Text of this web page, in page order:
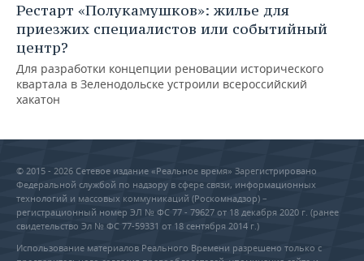
Рестарт «Полукамушков»: жилье для
приезжих специалистов или событийный
центр?
Для разработки концепции реновации исторического
квартала в Зеленодольске устроили всероссийский
хакатон
© 2015 - 2026 Сетевое издание «Реальное время» Зарегистрировано
Федеральной службой по надзору в сфере связи, информационных
технологий и массовых коммуникаций (Роскомнадзор) –
регистрационный номер ЭЛ № ФС 77 - 79627 от 18 декабря 2020 г. (ранее
свидетельство Эл № ФС 77-59331 от 18 сентября 2014 г.)
Использование материалов Реального Времени разрешено только с